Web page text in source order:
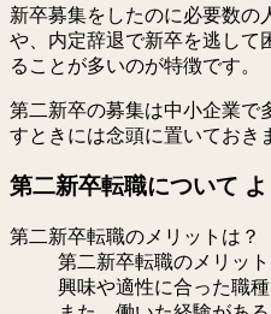
新卒募集をしたのに必要数の
や、内定辞退で新卒を逃して
ることが多いのが特徴です。
第二新卒の募集は中小企業で
すときには念頭に置いておき
第二新卒転職について
第二新卒転職のメリットは？
第二新卒転職のメリッ
興味や適性に合った職